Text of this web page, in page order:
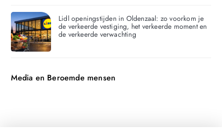
Lidl openingstijden in Oldenzaal: zo voorkom je
de verkeerde vestiging, het verkeerde moment en
de verkeerde verwachting
Media en Beroemde mensen